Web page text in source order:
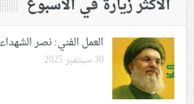
الأكثر زيارة في الأسبوع
العمل الفني: نصر الشهداء
30 سبتمبر 2025